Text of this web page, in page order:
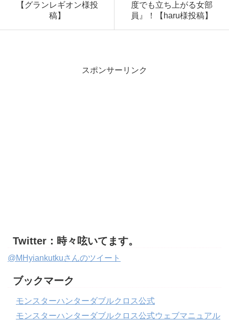
【グランレギオン様投
稿】
度でも立ち上がる女部
員』！【haru様投稿】
スポンサーリンク
Twitter：時々呟いてます。
@MHyiankutkuさんのツイート
ブックマーク
モンスターハンターダブルクロス公式
モンスターハンターダブルクロス公式ウェブマニュアル